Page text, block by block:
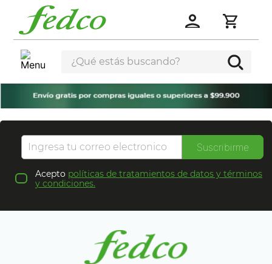
¿Qué estás buscando?
Suscribirme
Acepto políticas de tratamientos de datos y términos
y condiciones.